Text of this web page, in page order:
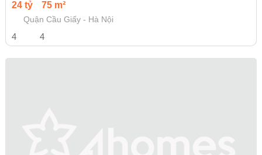
24 tỷ 75 m²
Quận Cầu Giấy - Hà Nội
4 4